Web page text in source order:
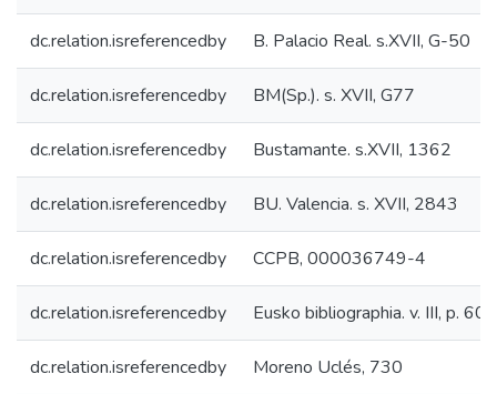
dc.relation.isreferencedby B. Palacio Real. s.XVII, G-50
dc.relation.isreferencedby BM(Sp.). s. XVII, G77
dc.relation.isreferencedby Bustamante. s.XVII, 1362
dc.relation.isreferencedby BU. Valencia. s. XVII, 2843
dc.relation.isreferencedby CCPB, 000036749-4
dc.relation.isreferencedby Eusko bibliographia. v. III, p. 600
dc.relation.isreferencedby Moreno Uclés, 730